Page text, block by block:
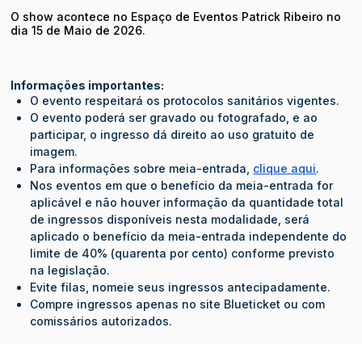
O show acontece no Espaço de Eventos Patrick Ribeiro no
dia 15 de Maio de 2026.
Informações importantes:
O evento respeitará os protocolos sanitários vigentes.
O evento poderá ser gravado ou fotografado, e ao
participar, o ingresso dá direito ao uso gratuito de
imagem.
Para informações sobre meia-entrada, clique aqui.
Nos eventos em que o benefício da meia-entrada for
aplicável e não houver informação da quantidade total
de ingressos disponíveis nesta modalidade, será
aplicado o benefício da meia-entrada independente do
limite de 40% (quarenta por cento) conforme previsto
na legislação.
Evite filas, nomeie seus ingressos antecipadamente.
Compre ingressos apenas no site Blueticket ou com
comissários autorizados.